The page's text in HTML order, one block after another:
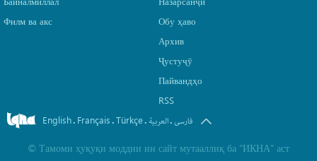
Филм ва акс
Обу ҳаво
Архив
Ҷустуҷӯ
Пайвандҳо
RSS
English. Français.Türkçe. العربیة.فارسی
© Тамоми ҳуқуқи моддии ин сайт мутааллиқ ба “ИКНА” аст